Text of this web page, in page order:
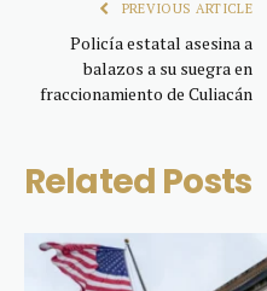
PREVIOUS ARTICLE
Policía estatal asesina a
balazos a su suegra en
fraccionamiento de Culiacán
Related Posts